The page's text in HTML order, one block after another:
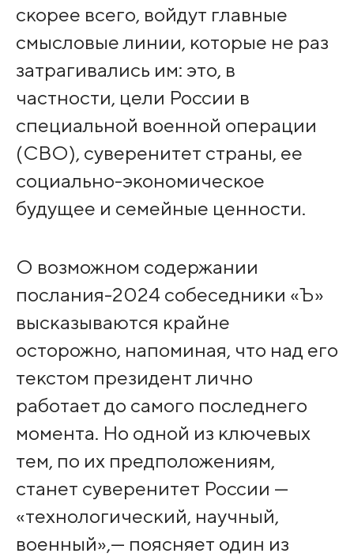
скорее всего, войдут главные
смысловые линии, которые не раз
затрагивались им: это, в
частности, цели России в
специальной военной операции
(СВО), суверенитет страны, ее
социально-экономическое
будущее и семейные ценности.
О возможном содержании
послания-2024 собеседники «Ъ»
высказываются крайне
осторожно, напоминая, что над его
текстом президент лично
работает до самого последнего
момента. Но одной из ключевых
тем, по их предположениям,
станет суверенитет России —
«технологический, научный,
военный»,— поясняет один из